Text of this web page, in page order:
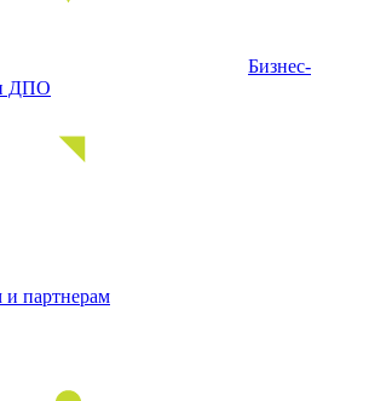
Бизнес-
ДПО
партнерам